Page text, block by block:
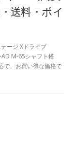
送料・ポイ
ージ Xドライブ
M-65シャフト搭
で、お買い得な価格で